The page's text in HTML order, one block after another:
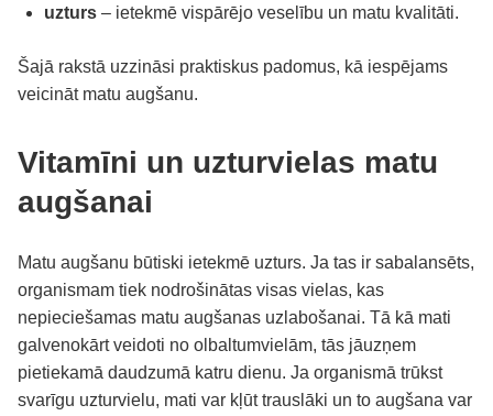
uzturs – ietekmē vispārējo veselību un matu kvalitāti.
Šajā rakstā uzzināsi praktiskus padomus, kā iespējams
veicināt matu augšanu.
Vitamīni un uzturvielas matu
augšanai
Matu augšanu būtiski ietekmē uzturs. Ja tas ir sabalansēts,
organismam tiek nodrošinātas visas vielas, kas
nepieciešamas matu augšanas uzlabošanai. Tā kā mati
galvenokārt veidoti no olbaltumvielām, tās jāuzņem
pietiekamā daudzumā katru dienu. Ja organismā trūkst
svarīgu uzturvielu, mati var kļūt trauslāki un to augšana var